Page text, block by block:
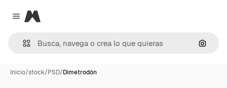
Close menu
Magnific
Inicio/stock/PSD/Dimetrodón